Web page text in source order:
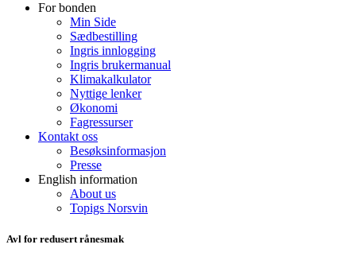
For bonden
Min Side
Sædbestilling
Ingris innlogging
Ingris brukermanual
Klimakalkulator
Nyttige lenker
Økonomi
Fagressurser
Kontakt oss
Besøksinformasjon
Presse
English information
About us
Topigs Norsvin
Avl for redusert rånesmak